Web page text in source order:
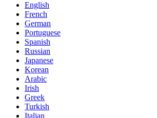
English
French
German
Portuguese
Spanish
Russian
Japanese
Korean
Arabic
Irish
Greek
Turkish
Italian